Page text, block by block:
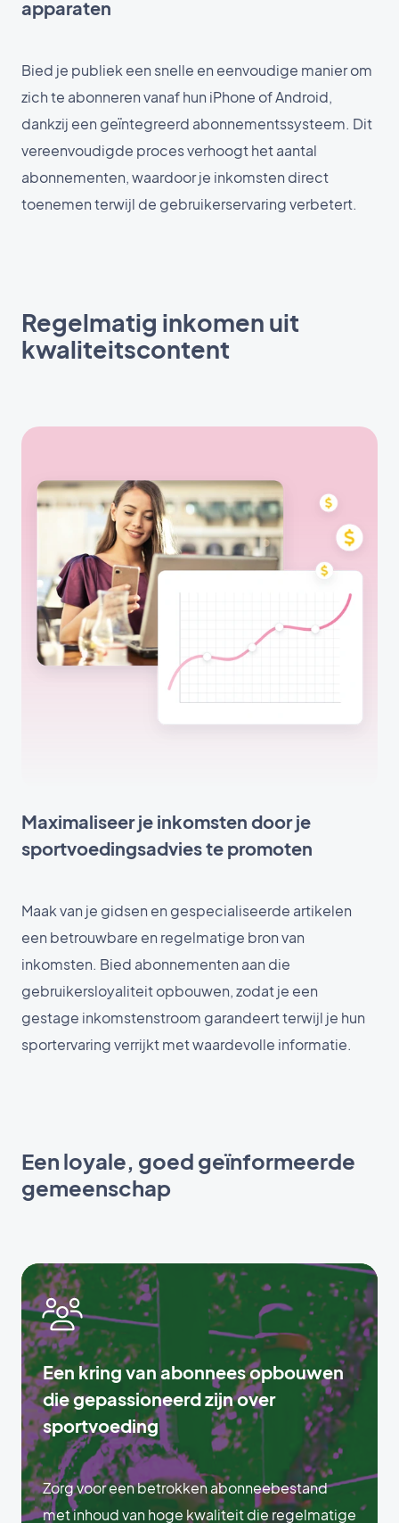
apparaten
Bied je publiek een snelle en eenvoudige manier om
zich te abonneren vanaf hun iPhone of Android,
dankzij een geïntegreerd abonnementssysteem. Dit
vereenvoudigde proces verhoogt het aantal
abonnementen, waardoor je inkomsten direct
toenemen terwijl de gebruikerservaring verbetert.
Regelmatig inkomen uit
kwaliteitscontent
Maximaliseer je inkomsten door je
sportvoedingsadvies te promoten
Maak van je gidsen en gespecialiseerde artikelen
een betrouwbare en regelmatige bron van
inkomsten. Bied abonnementen aan die
gebruikersloyaliteit opbouwen, zodat je een
gestage inkomstenstroom garandeert terwijl je hun
sportervaring verrijkt met waardevolle informatie.
Een loyale, goed geïnformeerde
gemeenschap
Een kring van abonnees opbouwen
die gepassioneerd zijn over
sportvoeding
Zorg voor een betrokken abonneebestand
met inhoud van hoge kwaliteit die regelmatige